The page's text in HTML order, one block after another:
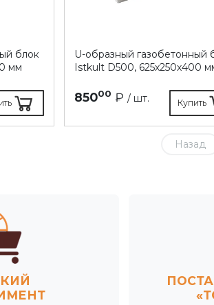
блок
мм
U-образный газобетонный
Istkult D500, 625х250х400
85000 ₽ / шт. Купить
Назад